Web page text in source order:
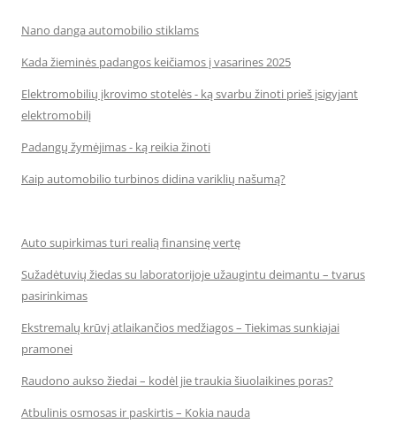
Nano danga automobilio stiklams
Kada žieminės padangos keičiamos į vasarines 2025
Elektromobilių įkrovimo stotelės - ką svarbu žinoti prieš įsigyjant
elektromobilį
Padangų žymėjimas - ką reikia žinoti
Kaip automobilio turbinos didina variklių našumą?
Auto supirkimas turi realią finansinę vertę
Sužadėtuvių žiedas su laboratorijoje užaugintu deimantu – tvarus
pasirinkimas
Ekstremalų krūvį atlaikančios medžiagos – Tiekimas sunkiajai
pramonei
Raudono aukso žiedai – kodėl jie traukia šiuolaikines poras?
Atbulinis osmosas ir paskirtis – Kokia nauda